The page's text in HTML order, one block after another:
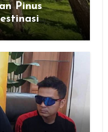
Pinus